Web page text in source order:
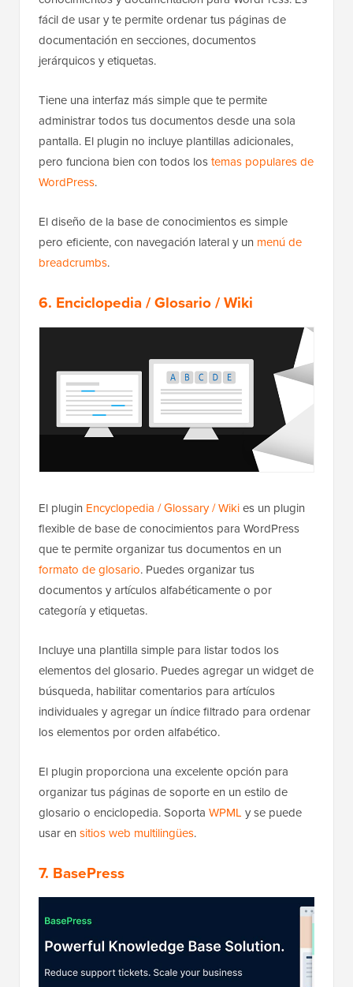
fácil de usar y te permite ordenar tus páginas de
documentación en secciones, documentos
jerárquicos y etiquetas.
Tiene una interfaz más simple que te permite
administrar todos tus documentos desde una sola
pantalla. El plugin no incluye plantillas adicionales,
pero funciona bien con todos lostemas populares de
WordPress.
El diseño de la base de conocimientos es simple
pero eficiente, con navegación lateral y un menú de
breadcrumbs.
6. Enciclopedia / Glosario / Wiki
El plugin Encyclopedia / Glossary / Wikies un plugin
flexible de base de conocimientos para WordPress
que te permite organizar tus documentos en un
formato de glosario. Puedes organizar tus
documentos y artículos alfabéticamente o por
categoría y etiquetas.
Incluye una plantilla simple para listar todos los
elementos del glosario. Puedes agregar un widget de
búsqueda, habilitar comentarios para artículos
individuales y agregar un índice filtrado para ordenar
los elementos por orden alfabético.
El plugin proporciona una excelente opción para
organizar tus páginas de soporte en un estilo de
glosario o enciclopedia. Soporta WPML y se puede
usar en sitios web multilingües.
7. BasePress